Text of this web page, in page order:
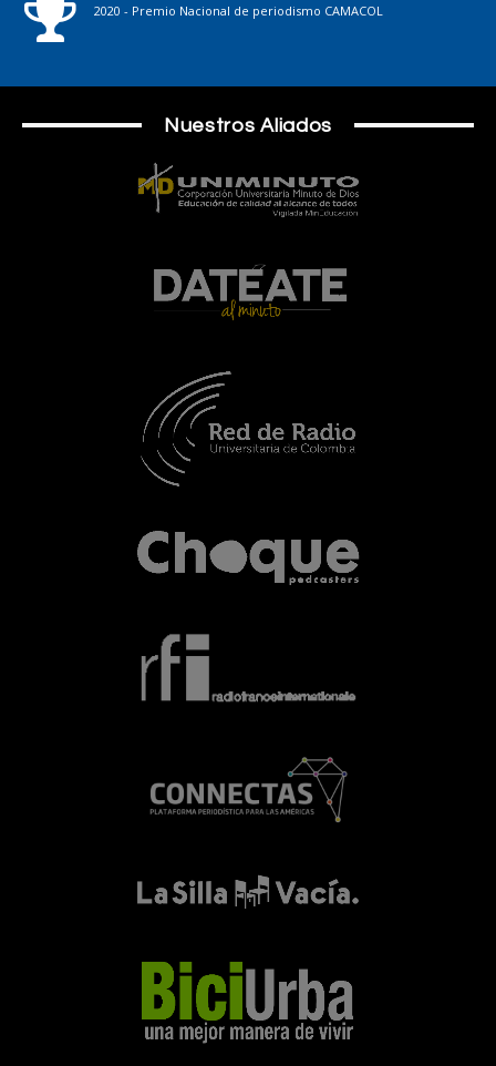
2020 - Premio Nacional de periodismo CAMACOL
Nuestros Aliados